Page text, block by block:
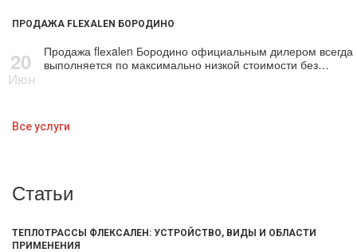
ПРОДАЖА FLEXALEN БОРОДИНО
20
Июн
Продажа flехalеn Бородино официальным дилером всегда
выполняется по максимально низкой стоимости без…
Все услуги
Статьи
ТЕПЛОТРАССЫ ФЛЕКСАЛЕН: УСТРОЙСТВО, ВИДЫ И ОБЛАСТИ
ПРИМЕНЕНИЯ